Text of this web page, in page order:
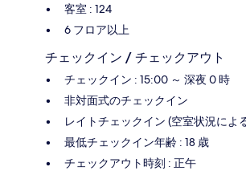
客室 : 124
6 フロア以上
チェックイン / チェックアウト
チェックイン : 15:00 ～ 深夜 0 時
非対面式のチェックイン
レイトチェックイン (空室状況によ
最低チェックイン年齢 : 18 歳
チェックアウト時刻 : 正午